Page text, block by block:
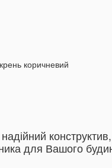
коричневий
для Вашого